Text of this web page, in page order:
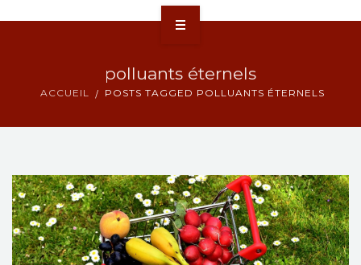
NOS ACTIONS
CONTACT
polluants éternels
ACCUEIL POSTS TAGGED POLLUANTS ÉTERNELS